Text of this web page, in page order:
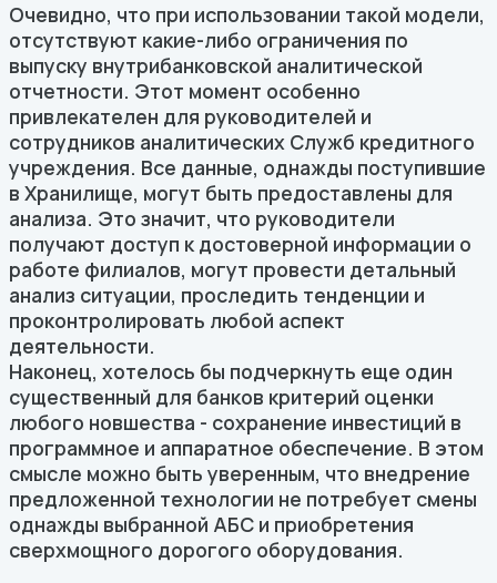
Очевидно, что при использовании такой модели,
отсутствуют какие-либо ограничения по
выпуску внутрибанковской аналитической
отчетности. Этот момент особенно
привлекателен для руководителей и
сотрудников аналитических Служб кредитного
учреждения. Все данные, однажды поступившие
в Хранилище, могут быть предоставлены для
анализа. Это значит, что руководители
получают доступ к достоверной информации о
работе филиалов, могут провести детальный
анализ ситуации, проследить тенденции и
проконтролировать любой аспект
деятельности.
Наконец, хотелось бы подчеркнуть еще один
существенный для банков критерий оценки
любого новшества - сохранение инвестиций в
программное и аппаратное обеспечение. В этом
смысле можно быть уверенным, что внедрение
предложенной технологии не потребует смены
однажды выбранной АБС и приобретения
сверхмощного дорогого оборудования.